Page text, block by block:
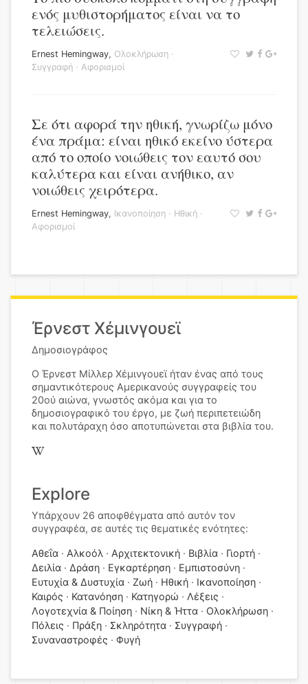
ενός μυθιστορήματος είναι να το
τελειώσεις.
Ernest Hemingway, Ολοκλήρωση ·
Συγγραφή · Αφορισμοί
Σε ότι αφορά την ηθική, γνωρίζω μόνο
ένα πράμα: είναι ηθικό εκείνο ύστερα
από το οποίο νοιώθεις τον εαυτό σου
καλύτερα και είναι ανήθικο, αν
νοιώθεις χειρότερα.
Ernest Hemingway, Ικανοποίηση · Ηθική ·
Αφορισμοί
Έρνεστ Χέμινγουεϊ
Δημοσιογράφος
Ο Έρνεστ Μίλλερ Χέμινγουεϊ ήταν ένας από τους
σημαντικότερους Αμερικανούς συγγραφείς του
20ού αιώνα, γνωστός ακόμα και για το
δημοσιογραφικό του έργο, με ζωή περιπετειώδη
και πολυτάραχη όσο αποτυπώνεται στα βιβλία του.
Explore
Υπάρχουν 26 αποφθέγματα από αυτόν τον
συγγραφέα, σε αυτές τις θεματικές ενότητες:
Αθεΐα Αλκοόλ Αρχιτεκτονική Βιβλία
Γιορτή
Δειλία
Δράση Εγκαρτέρηση
Εμπιστοσύνη
Ευτυχία & Δυστυχία
Ζωή Ηθική
Ικανοποίηση
Καιρός
Κατανόηση Κατηγορώ
Λέξεις
Λογοτεχνία & Ποίηση
Νίκη & Ήττα
Ολοκλήρωση
Πόλεις
Πράξη Σκληρότητα
Συγγραφή
Συναναστροφές
Φυγή